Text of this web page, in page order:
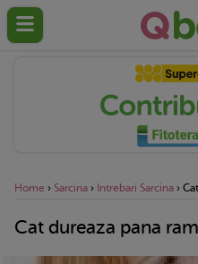
Home › Sarcina › Intrebari Sarcina ›
Cat dureaza pana